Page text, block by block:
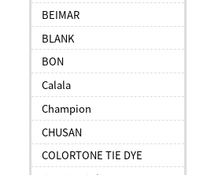
BEIMAR
BLANK
BON
Calala
Champion
CHUSAN
COLORTONE TIE DYE